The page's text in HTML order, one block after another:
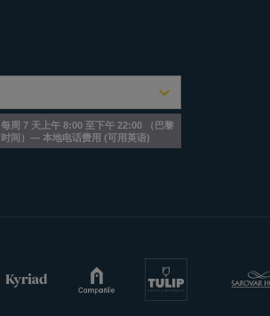
每周 7 天上午 8:00 至下午 22:00 （巴黎
时间）— 本地电话费用 (可用英语)